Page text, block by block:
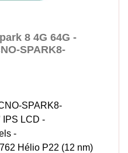
8 4G 64G -
SPARK8-
SPARK8-
IPS LCD -
-
Hélio P22 (12 nm)